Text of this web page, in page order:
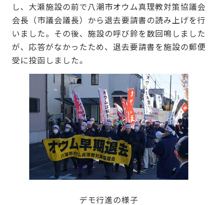
し、大瀬施設の前で八潮市オウム真理教対策協議会
会長（市議会議長）から退去要請書の読み上げを行
いました。その後、施設の呼び鈴を数回鳴しました
が、応答がなかったため、退去要請書を施設の郵便
受に投函しました。
デモ行進の様子